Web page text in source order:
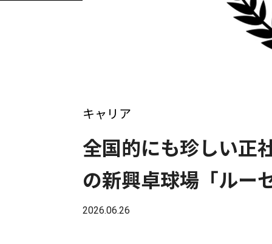
キャリア
全国的にも珍しい正
の新興卓球場「ルー
2026.06.26